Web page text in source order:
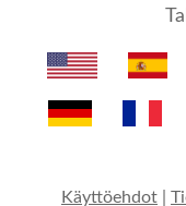
Käyttöehdot